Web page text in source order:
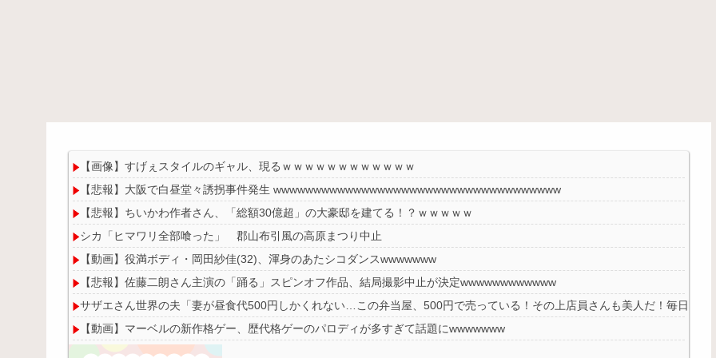
【画像】すげぇスタイルのギャル、現るｗｗｗｗｗｗｗｗｗｗｗｗ
【悲報】大阪で白昼堂々誘拐事件発生 wwwwwwwwwwwwwwwwwwwwwwwwwwwwwwwwwwww
【悲報】ちいかわ作者さん、「総額30億超」の大豪邸を建てる！？ｗｗｗｗｗ
シカ「ヒマワリ全部喰った」 郡山布引風の高原まつり中止
【動画】役満ボディ・岡田紗佳(32)、渾身のあたシコダンスwwwwwww
【悲報】佐藤二朗さん主演の「踊る」スピンオフ作品、結局撮影中止が決定wwwwwwwwwwww
サザエさん世界の夫「妻が昼食代500円しかくれない…この弁当屋、500円で売っている！その上店員さんも美人だ！毎日行こ
【動画】マーベルの新作格ゲー、歴代格ゲーのパロディが多すぎて話題にwwwwwww